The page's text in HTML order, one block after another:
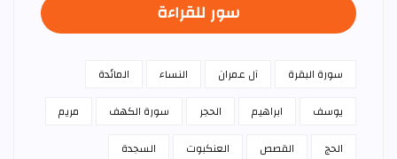
سور للقراءة
سورة البقرة آل عمران النساء
المائدة
يوسف
ابراهيم الحجر سورة الكهف
مريم
الحج
القصص العنكبوت
السجدة